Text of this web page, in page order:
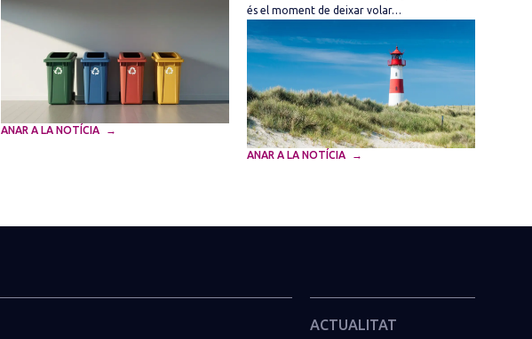
ANAR A LA NOTÍCIA
és el moment de deixar volar…
ANAR A LA NOTÍCIA
ACTUALITAT